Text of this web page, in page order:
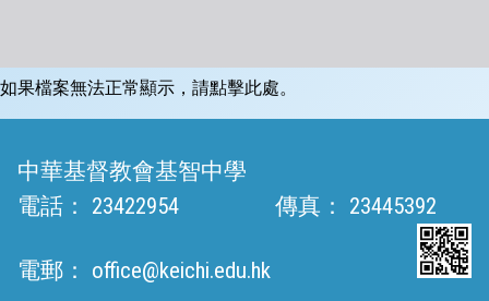
如果檔案無法正常顯示，請點擊此處。
中華基督教會基智中學
電話：
23422954 傳真： 23445392
電郵： office@keichi.edu.hk